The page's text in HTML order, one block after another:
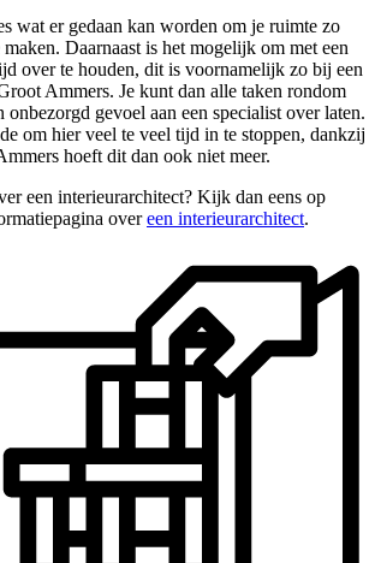
wat er gedaan kan worden om je ruimte zo
Daarnaast is het mogelijk om met een
over te houden, dit is voornamelijk zo bij een
Ammers. Je kunt dan alle taken rondom
onbezorgd gevoel aan een specialist over laten.
om hier veel te veel tijd in te stoppen, dankzij
hoeft dit dan ook niet meer.
een interieurarchitect? Kijk dan eens op
overeen interieurarchitect.